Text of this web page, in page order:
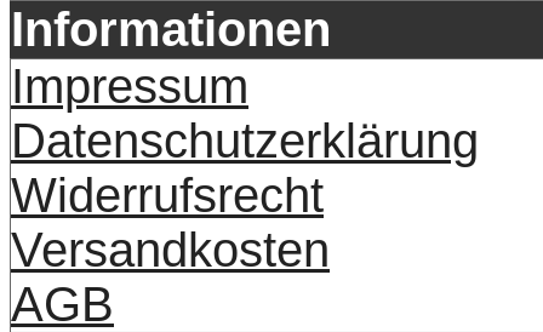
Informationen
Impressum
Datenschutzerklärung
Widerrufsrecht
Versandkosten
AGB